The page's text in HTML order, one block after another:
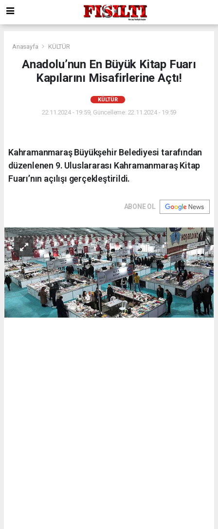
Anasayfa KÜLTÜR
Anadolu’nun En Büyük Kitap Fuarı
Kapılarını Misafirlerine Açtı!
KÜLTÜR
22.11.2024 - 19:59, Güncelleme: 22.11.2024 - 19:59
Kahramanmaraş Büyükşehir Belediyesi tarafından
düzenlenen 9. Uluslararası Kahramanmaraş Kitap
Fuarı’nın açılışı gerçekleştirildi.
ABONE OL